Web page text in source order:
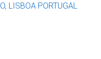
LISBOA PORTUGAL